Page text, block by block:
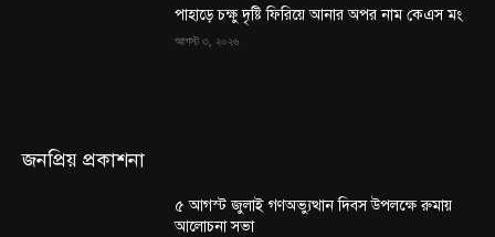
পাহাড়ে চক্ষু দৃষ্টি ফিরিয়ে আনার অপর নাম কেএস মং
আগস্ট ৩, ২০২৬
জনপ্রিয় প্রকাশনা
৫ আগস্ট জুলাই গণঅভ্যুত্থান দিবস উপলক্ষে রুমায়
আলোচনা সভা